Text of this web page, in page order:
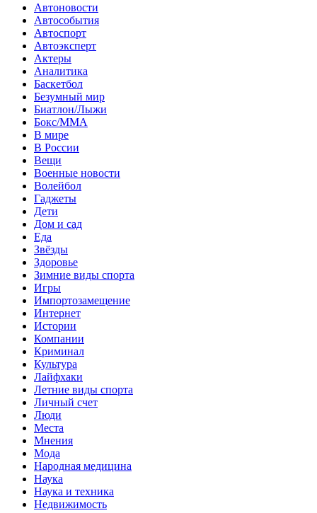
Автоновости
Автособытия
Автоспорт
Автоэксперт
Актеры
Аналитика
Баскетбол
Безумный мир
Биатлон/Лыжи
Бокс/MMA
В мире
В России
Вещи
Военные новости
Волейбол
Гаджеты
Дети
Дом и сад
Еда
Звёзды
Здоровье
Зимние виды спорта
Игры
Импортозамещение
Интернет
Истории
Компании
Криминал
Культура
Лайфхаки
Летние виды спорта
Личный счет
Люди
Места
Мнения
Мода
Народная медицина
Наука
Наука и техника
Недвижимость